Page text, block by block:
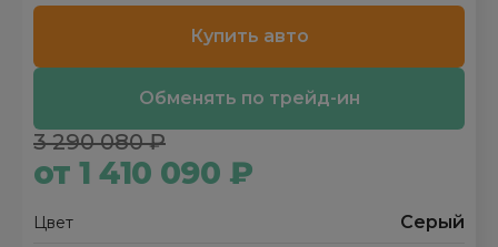
3 290 080 ₽
от 1 410 090 ₽
Цвет Серый
Купить авто
Обменять по трейд-ин